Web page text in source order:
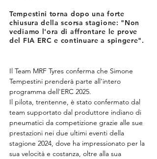
Tempestini torna dopo una forte
chiusura della scorsa stagione: "Non
vediamo l'ora di affrontare le prove
del FIA ERC e continuare a spingere".
Il Team MRF Tyres conferma che Simone
Tempestini prenderà parte all'intero
programma dell'ERC 2025.
Il pilota, trentenne, è stato confermato dal
team supportato dal produttore indiano di
pneumatici da competizione grazie alle sue
prestazioni nei due ultimi eventi della
stagione 2024, dove ha impressionato per la
sua velocità e costanza, oltre alla sua